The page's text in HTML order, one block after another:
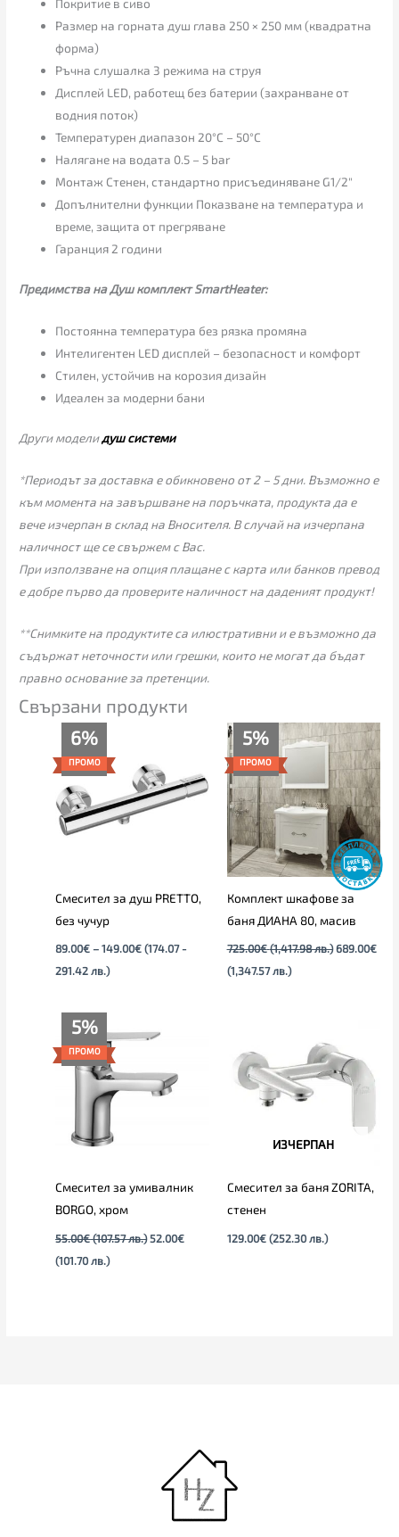
Размер на горната душ глава 250 × 250 мм (квадратна
форма)
Ръчна слушалка 3 режима на струя
Дисплей LED, работещ без батерии (захранване от
водния поток)
Температурен диапазон 20°C – 50°C
Налягане на водата 0.5 – 5 bar
Монтаж Стенен, стандартно присъединяване G1/2″
Допълнителни функции Показване на температура и
време, защита от прегряване
Гаранция 2 години
Предимства на Душ комплект SmartHeater:
Постоянна температура без рязка промяна
Интелигентен LED дисплей – безопасност и комфорт
Стилен, устойчив на корозия дизайн
Идеален за модерни бани
Други моделидуш системи
*Периодът за доставка е обикновено от 2 – 5 дни. Възможно е
към момента на завършване на поръчката, продукта да е
вече изчерпан в склад на Вносителя. В случай на изчерпана
наличност ще се свържем с Вас.
При използване на опция плащане с карта или банков превод
е добре първо да проверите наличност на даденият продукт!
**Снимките на продуктите са илюстративни и е възможно да
съдържат неточности или грешки, които не могат да бъдат
правно основание за претенции.
Свързани продукти
6%
ПРОМО
Смесител за душ PRETTO,
без чучур
89.00€ – 149.00€
through
149.00€
(174.07 -
291.42 лв.)
5%
ПРОМО
Комплект шкафове за
баня ДИАНА 80, масив
725.00€ (1,417.98 лв.)
Original
was:
725.00€
(1,417.98
лв.).
689.00€
(1,347.57 лв.)
Текущата
цена
689.00€
(1,347.57
лв.).
5%
ПРОМО
Смесител за умивалник
BORGO, хром
55.00€ (107.57 лв.)
price
(107.57
лв.).
52.00€
(101.70 лв.)
цена
е:
52.00€
(101.70
лв.).
ИЗЧЕРПАН
Смесител за баня ZORITA,
стенен
129.00€ (252.30 лв.)